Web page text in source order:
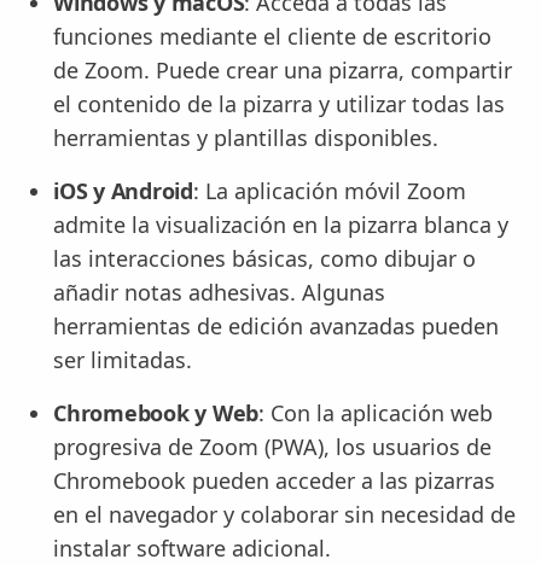
funciones mediante el cliente de escritorio
de Zoom. Puede crear una pizarra, compartir
el contenido de la pizarra y utilizar todas las
herramientas y plantillas disponibles.
iOS y Android: La aplicación móvil Zoom
admite la visualización en la pizarra blanca y
las interacciones básicas, como dibujar o
añadir notas adhesivas. Algunas
herramientas de edición avanzadas pueden
ser limitadas.
Chromebook y Web: Con la aplicación web
progresiva de Zoom (PWA), los usuarios de
Chromebook pueden acceder a las pizarras
en el navegador y colaborar sin necesidad de
instalar software adicional.